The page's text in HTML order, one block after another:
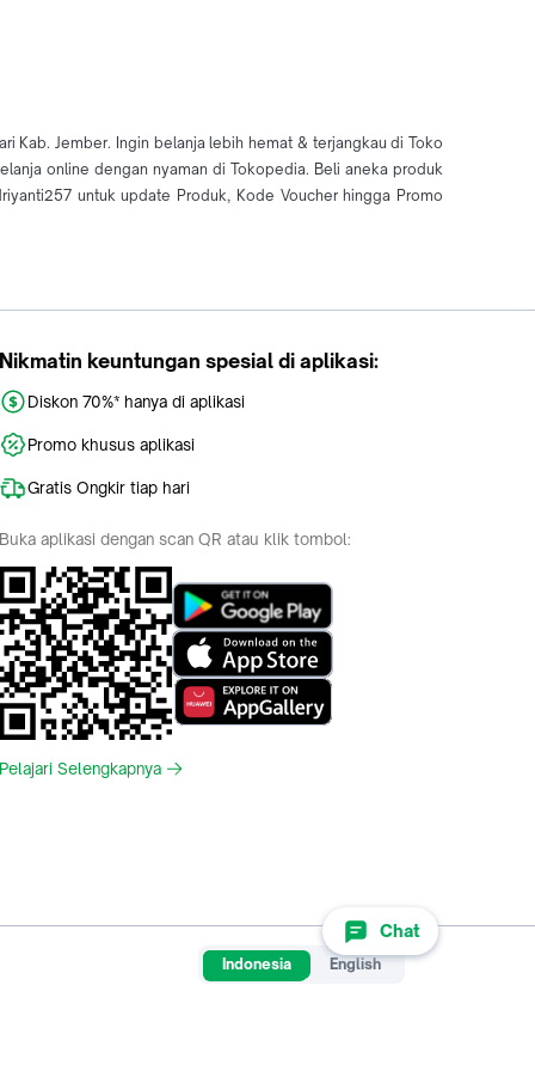
Kab. Jember. Ingin belanja lebih hemat & terjangkau di Toko
online dengan nyaman di Tokopedia. Beli aneka produk
untuk update Produk, Kode Voucher hingga Promo
Chat
Nikmatin keuntungan spesial di aplikasi:
Diskon 70%* hanya di aplikasi
Promo khusus aplikasi
Gratis Ongkir tiap hari
Buka aplikasi dengan scan QR atau klik tombol:
Pelajari Selengkapnya
Indonesia English